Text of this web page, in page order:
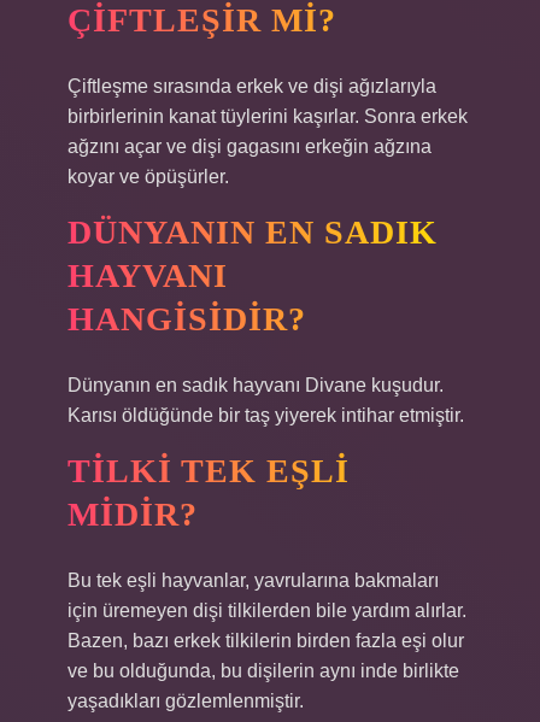
ÇIFTLEŞIR MI?
Çiftleşme sırasında erkek ve dişi ağızlarıyla
birbirlerinin kanat tüylerini kaşırlar. Sonra erkek
ağzını açar ve dişi gagasını erkeğin ağzına
koyar ve öpüşürler.
DÜNYANIN EN SADIK
HAYVANI
HANGISIDIR?
Dünyanın en sadık hayvanı Divane kuşudur.
Karısı öldüğünde bir taş yiyerek intihar etmiştir.
TILKI TEK EŞLI
MIDIR?
Bu tek eşli hayvanlar, yavrularına bakmaları
için üremeyen dişi tilkilerden bile yardım alırlar.
Bazen, bazı erkek tilkilerin birden fazla eşi olur
ve bu olduğunda, bu dişilerin aynı inde birlikte
yaşadıkları gözlemlenmiştir.